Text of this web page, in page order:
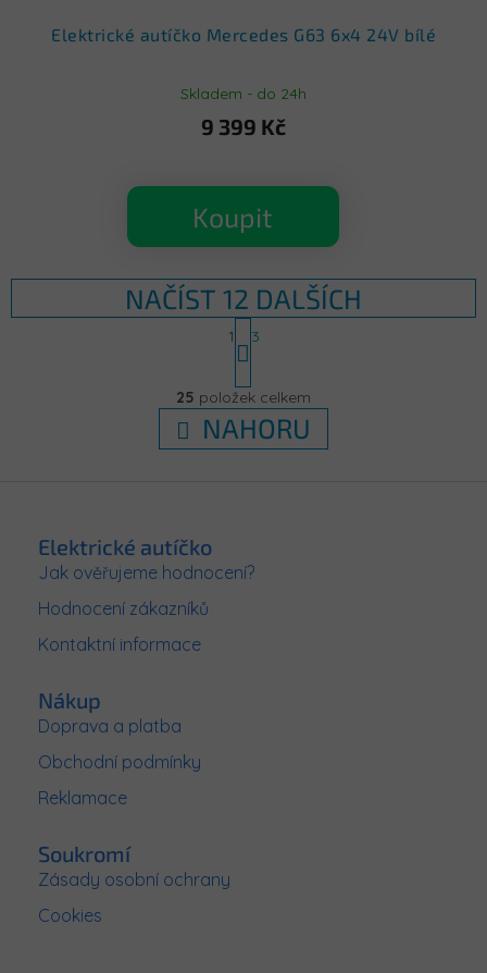
Elektrické autíčko Mercedes G63 6x4 24V bílé
Skladem - do 24h
9 399 Kč
Koupit
v
l
á
d
v
NAČÍST 12 DALŠÍCH
S
t
r
á
n
k
o
v
1 3
25 položek celkem
NAHORU
Elektrické autíčko
Jak ověřujeme hodnocení?
Hodnocení zákazníků
Kontaktní informace
Nákup
Doprava a platba
Obchodní podmínky
Reklamace
Soukromí
Zásady osobní ochrany
Cookies